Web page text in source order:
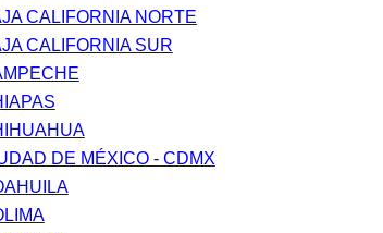
CALIFORNIA NORTE
CALIFORNIA SUR
DE MÉXICO - CDMX